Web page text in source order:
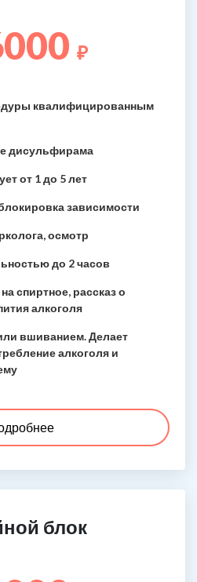
₽
квалифицированным
дисульфирама
от 1 до 5 лет
зависимости
осмотр
до 2 часов
спиртное, рассказ о
алкоголя
вшиванием. Делает
алкоголя и
блок